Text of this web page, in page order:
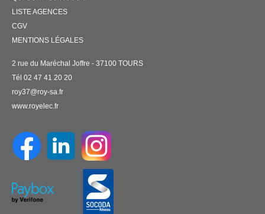
LISTE AGENCES
CGV
MENTIONS LÉGALES
2 rue du Maréchal Joffre - 37100 TOURS
Tél 02 47 41 20 20
roy37@roy-sa.fr
www.royelec.fr